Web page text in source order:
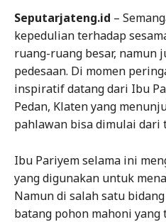
Seputarjateng.id –
kepedulian terhadap
ruang-ruang besar, namun
pedesaan. Di momen
inspiratif datang dari Ibu
Pedan, Klaten yang
pahlawan bisa dimulai dari
Ibu Pariyem selama ini
yang digunakan untuk
Namun di salah satu
batang pohon mahoni